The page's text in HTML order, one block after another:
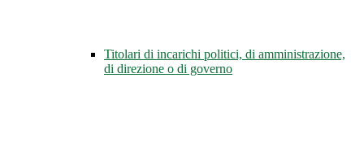
Titolari di incarichi politici, di amministrazione,
di direzione o di governo